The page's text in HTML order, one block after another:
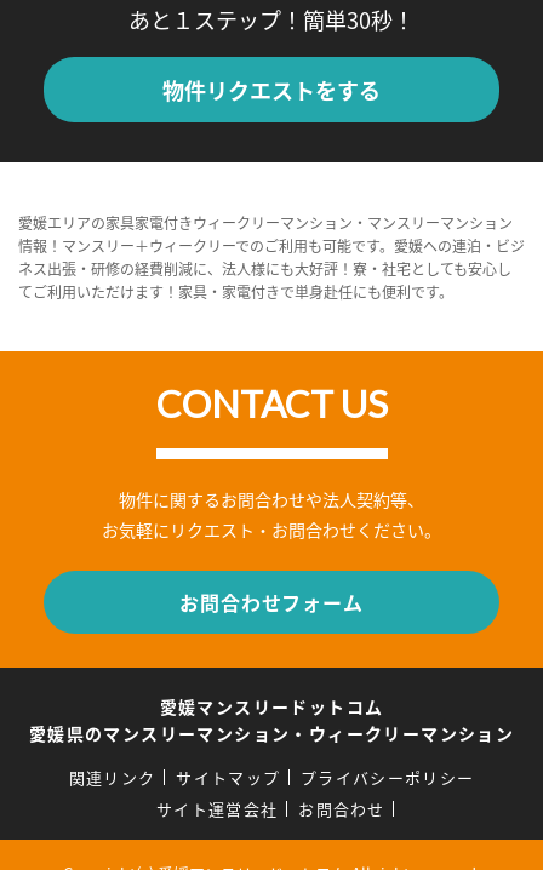
あと１ステップ！簡単30秒！
物件リクエストをする
愛媛エリアの家具家電付きウィークリーマンション・マンスリーマンション
情報！マンスリー＋ウィークリーでのご利用も可能です。愛媛への連泊・ビジ
ネス出張・研修の経費削減に、法人様にも大好評！寮・社宅としても安心し
てご利用いただけます！家具・家電付きで単身赴任にも便利です。
CONTACT US
物件に関するお問合わせや法人契約等、
お気軽にリクエスト・お問合わせください。
お問合わせフォーム
愛媛マンスリードットコム
愛媛県のマンスリーマンション・ウィークリーマンション
関連リンク サイトマップ
プライバシーポリシー
サイト運営会社
お問合わせ